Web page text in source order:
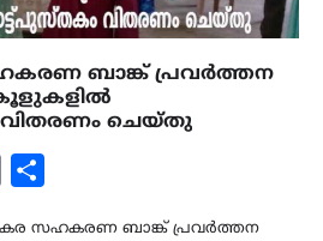
ബാങ്ക് പ്രവർത്തന
ചെയ്തു
Copy
സഹകരണ ബാങ്ക് പ്രവർത്തന